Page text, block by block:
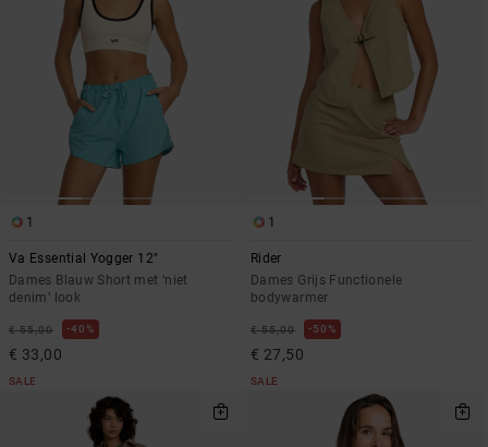
1
Va Essential Yogger 12"
Dames Blauw Short met ‘niet
denim’ look
€ 55,00 40%
€ 33,00
SALE
1
Rider
Dames Grijs Functionele
bodywarmer
€ 55,00 50%
€ 27,50
SALE